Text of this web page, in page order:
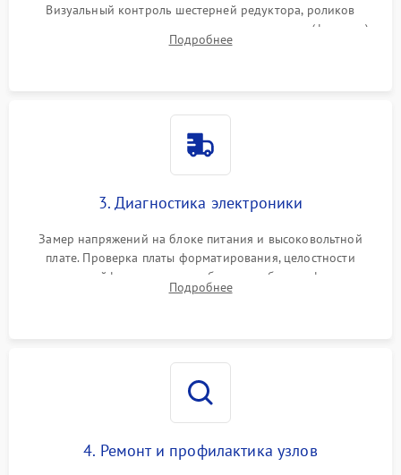
Визуальный контроль шестерней редуктора, роликов
захвата, термопленки и прижимного вала в печи (фьюзере).
Проверка оптики сканера на загрязнения.
Подробнее
3. Диагностика электроники
Замер напряжений на блоке питания и высоковольтной
плате. Проверка платы форматирования, целостности
плоских шлейфов сканера и работоспособности флажков и
оптопар (датчиков прохождения бумаги).
Подробнее
4. Ремонт и профилактика узлов